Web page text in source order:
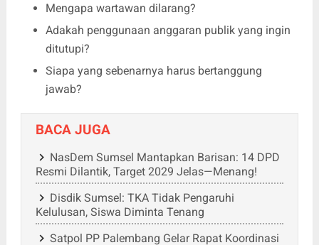
Mengapa wartawan dilarang?
Adakah penggunaan anggaran publik yang ingin
ditutupi?
Siapa yang sebenarnya harus bertanggung
jawab?
BACA JUGA
NasDem Sumsel Mantapkan Barisan: 14 DPD
Resmi Dilantik, Target 2029 Jelas—Menang!
Disdik Sumsel: TKA Tidak Pengaruhi
Kelulusan, Siswa Diminta Tenang
Satpol PP Palembang Gelar Rapat Koordinasi